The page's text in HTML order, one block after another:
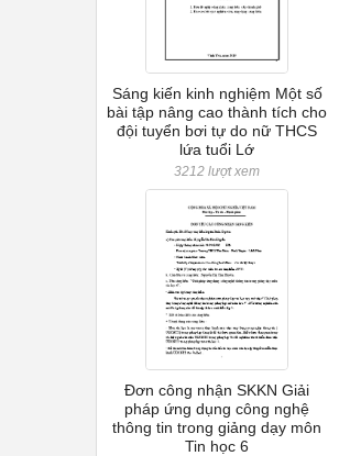
Sáng kiến kinh nghiệm Một số
bài tập nâng cao thành tích cho
đội tuyển bơi tự do nữ THCS
lứa tuổi Lớ
3212 lượt xem
Đơn công nhận SKKN Giải
pháp ứng dụng công nghệ
thông tin trong giảng dạy môn
Tin học 6